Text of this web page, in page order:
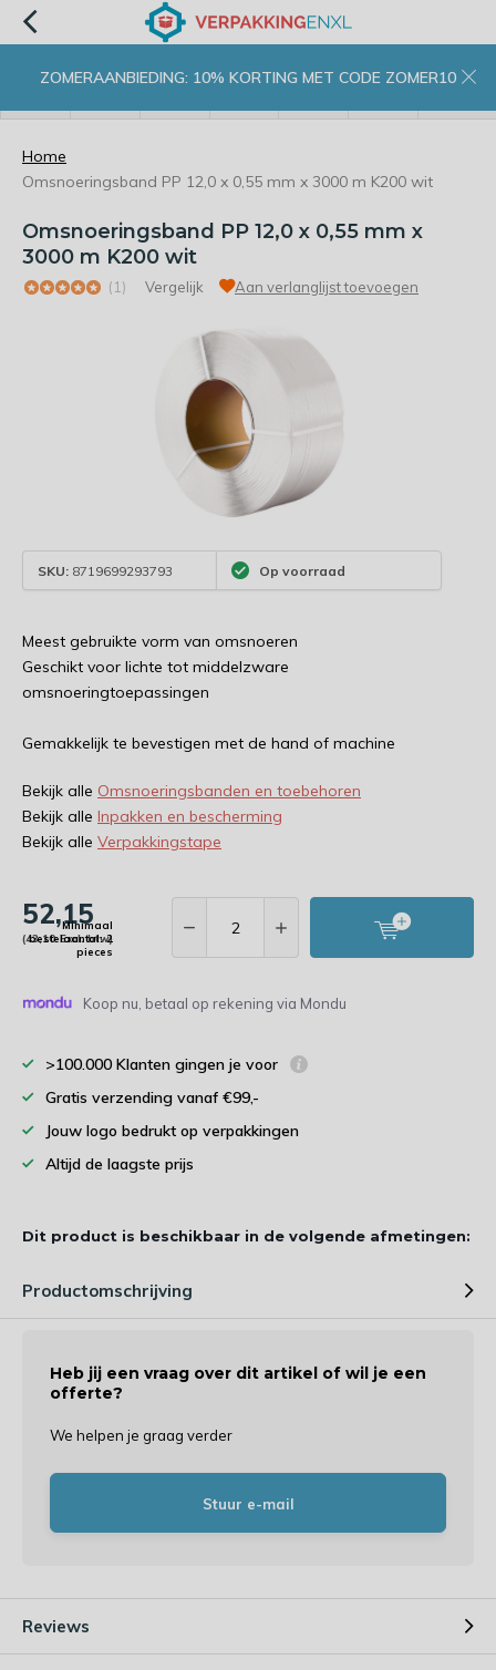
ZOMERAANBIEDING: 10% KORTING MET CODE ZOMER10
Home
Omsnoeringsband PP 12,0 x 0,55 mm x 3000 m K200 wit
Omsnoeringsband PP 12,0 x 0,55 mm x
3000 m K200 wit
(1) Vergelijk Aan verlanglijst toevoegen
SKU: 8719699293793 Op voorraad
Meest gebruikte vorm van omsnoeren
Geschikt voor lichte tot middelzware
omsnoeringtoepassingen
Gemakkelijk te bevestigen met de hand of machine
Bekijk alle Omsnoeringsbanden en toebehoren
Bekijk alle Inpakken en bescherming
Bekijk alle Verpakkingstape
52,15
(43,10 Excl. btw)
Minimaal
bestelaantal: 2
pieces
Koop nu, betaal op rekening via Mondu
>100.000 Klanten gingen je voor
Gratis verzending vanaf €99,-
Jouw logo bedrukt op verpakkingen
Altijd de laagste prijs
Dit product is beschikbaar in de volgende afmetingen:
Productomschrijving
Heb jij een vraag over dit artikel of wil je een
offerte?
We helpen je graag verder
Stuur e-mail
Reviews